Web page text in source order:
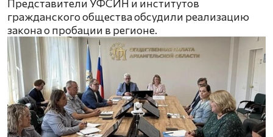
Представители УФСИН и институтов
гражданского общества обсудили реализацию
закона о пробации в регионе.